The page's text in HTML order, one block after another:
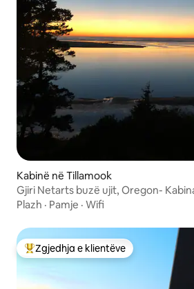
Kabinë në Tillamook
Gjiri Netarts buzë ujit, Oregon-
Plazh · Pamje · Wifi
Më të mirat e zgjedhjeve të klientëve
Zgjedhja e klientëve